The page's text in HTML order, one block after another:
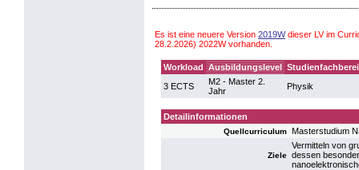
Es ist eine neuere Version 2019Wdieser LV im
28.2.2026) 2022W vorhanden.
Workload Ausbildungslevel
3 ECTS
M2 - Master 2.
Jahr
Physik
Detailinformationen
Quellcurriculum Masterstudium
Ziele
Vermitteln von
dessen